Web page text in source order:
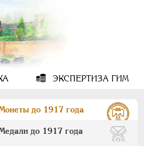
ЭКСПЕРТИЗА ГИМ
до 1917 года
до 1917 года